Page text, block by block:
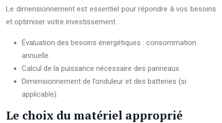
Le dimensionnement est essentiel pour répondre à vos besoins
et optimiser votre investissement.
Évaluation des besoins énergétiques : consommation
annuelle.
Calcul de la puissance nécessaire des panneaux.
Dimensionnement de l’onduleur et des batteries (si
applicable).
Le choix du matériel approprié